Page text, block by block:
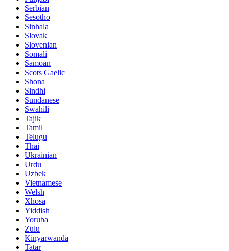
Serbian
Sesotho
Sinhala
Slovak
Slovenian
Somali
Samoan
Scots Gaelic
Shona
Sindhi
Sundanese
Swahili
Tajik
Tamil
Telugu
Thai
Ukrainian
Urdu
Uzbek
Vietnamese
Welsh
Xhosa
Yiddish
Yoruba
Zulu
Kinyarwanda
Tatar